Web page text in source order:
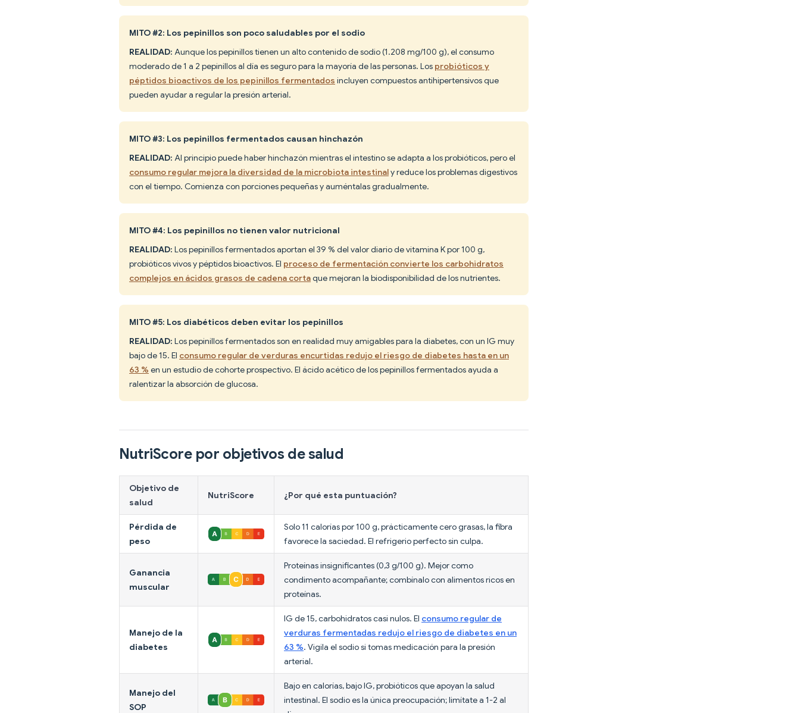
MITO #2: Los pepinillos son poco saludables por el sodio
REALIDAD: Aunque los pepinillos tienen un alto contenido de sodio (1.208 mg/100 g), el consumo
moderado de 1 a 2 pepinillos al día es seguro para la mayoría de las personas. Los probióticos y
péptidos bioactivos de los pepinillos fermentados incluyen compuestos antihipertensivos que
pueden ayudar a regular la presión arterial.
MITO #3: Los pepinillos fermentados causan hinchazón
REALIDAD: Al principio puede haber hinchazón mientras el intestino se adapta a los probióticos, pero el
consumo regular mejora la diversidad de la microbiota intestinaly reduce los problemas digestivos
con el tiempo. Comienza con porciones pequeñas y auméntalas gradualmente.
MITO #4: Los pepinillos no tienen valor nutricional
REALIDAD: Los pepinillos fermentados aportan el 39 % del valor diario de vitamina K por 100 g,
probióticos vivos y péptidos bioactivos. El proceso de fermentación convierte los carbohidratos
complejos en ácidos grasos de cadena cortaque mejoran la biodisponibilidad de los nutrientes.
MITO #5: Los diabéticos deben evitar los pepinillos
REALIDAD: Los pepinillos fermentados son en realidad muy amigables para la diabetes, con un IG muy
bajo de 15. El consumo regular de verduras encurtidas redujo el riesgo de diabetes hasta en un
63 % en un estudio de cohorte prospectivo. El ácido acético de los pepinillos fermentados ayuda a
ralentizar la absorción de glucosa.
NutriScore por objetivos de salud
Objetivo de
salud
NutriScore ¿Por qué esta puntuación?
Pérdida de
peso
Solo 11 calorías por 100 g, prácticamente cero grasas, la fibra
favorece la saciedad. El refrigerio perfecto sin culpa.
Ganancia
muscular
Proteínas insignificantes (0,3 g/100 g). Mejor como
condimento acompañante; combínalo con alimentos ricos en
proteínas.
Manejo de la
diabetes
IG de 15, carbohidratos casi nulos. El consumo regular de
verduras fermentadas redujo el riesgo de diabetes en un
63 %. Vigila el sodio si tomas medicación para la presión
arterial.
Manejo del
SOP
Bajo en calorías, bajo IG, probióticos que apoyan la salud
intestinal. El sodio es la única preocupación; limítate a 1-2 al